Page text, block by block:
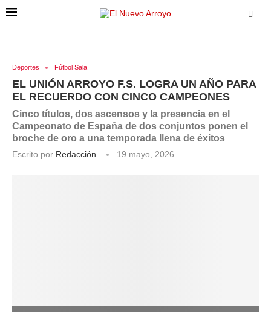
Deportes Fútbol Sala
EL UNIÓN ARROYO F.S. LOGRA UN AÑO PARA
EL RECUERDO CON CINCO CAMPEONES
Cinco títulos, dos ascensos y la presencia en el
Campeonato de España de dos conjuntos ponen el
broche de oro a una temporada llena de éxitos
Escrito por Redacción 19 mayo, 2026